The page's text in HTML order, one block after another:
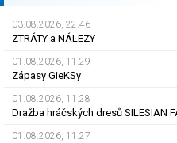
03.08.2026, 22.46
ZTRÁTY a NÁLEZY
01.08.2026, 11.29
Zápasy GieKSy
01.08.2026, 11.28
Dražba hráčských dresů SILESIAN
01.08.2026, 11.27